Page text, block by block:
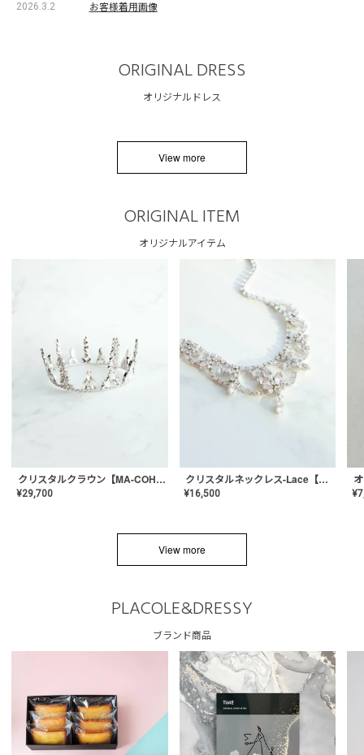
2026.3.2 お客様着用画像
ORIGINAL DRESS
オリジナルドレス
View more
ORIGINAL ITEM
オリジナルアイテム
クリスタルクラウン【MA-COHD-01】韓国風クラウン/ウェディングクラウン/ティアラ
¥29,700
クリスタルネックレス-Lace【MA-CONL-02】
¥16,500 ¥
View more
PLACOLE&DRESSY
ブランド商品